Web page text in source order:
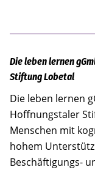
Die leben lernen
Stiftung Lobetal
Die leben lernen
Hoffnungstaler
Menschen mit
hohem
Beschäftigungs-